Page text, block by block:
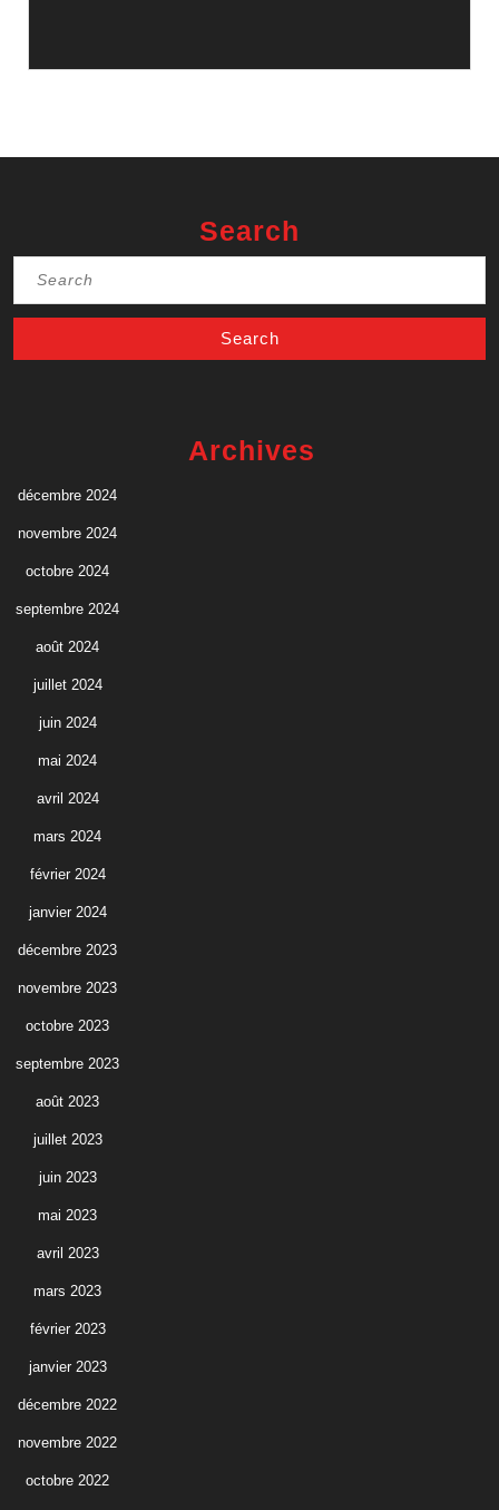
Search
Archives
décembre 2024
novembre 2024
octobre 2024
septembre 2024
août 2024
juillet 2024
juin 2024
mai 2024
avril 2024
mars 2024
février 2024
janvier 2024
décembre 2023
novembre 2023
octobre 2023
septembre 2023
août 2023
juillet 2023
juin 2023
mai 2023
avril 2023
mars 2023
février 2023
janvier 2023
décembre 2022
novembre 2022
octobre 2022